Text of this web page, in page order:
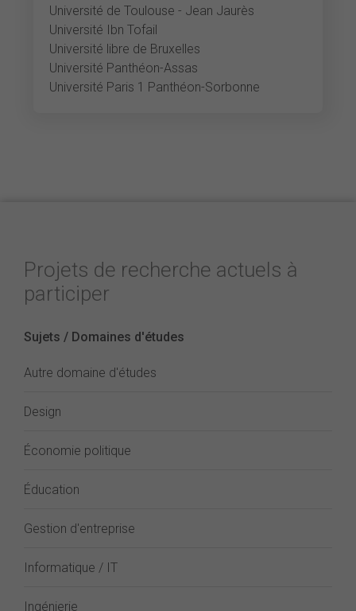
Université de Toulouse - Jean Jaurès
Université Ibn Tofail
Université libre de Bruxelles
Université Panthéon-Assas
Université Paris 1 Panthéon-Sorbonne
Projets de recherche actuels à
participer
Sujets / Domaines d'études
Autre domaine d'études
Design
Économie politique
Éducation
Gestion d'entreprise
Informatique / IT
Ingénierie